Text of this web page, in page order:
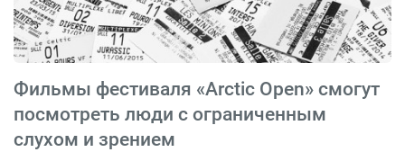
Фильмы фестиваля «Arctic Open» смогут
посмотреть люди с ограниченным
слухом и зрением